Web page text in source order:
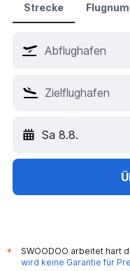
Hotels in Zürich
Hotels in München
Hotels in Mailand
Hotels in London
Strecke
Sa 8.8.
*
SWOODOO arbeitet hart
wird keine Garantie für